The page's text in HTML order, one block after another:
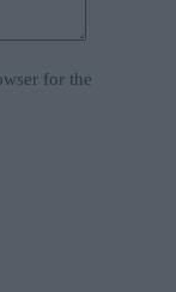
for the